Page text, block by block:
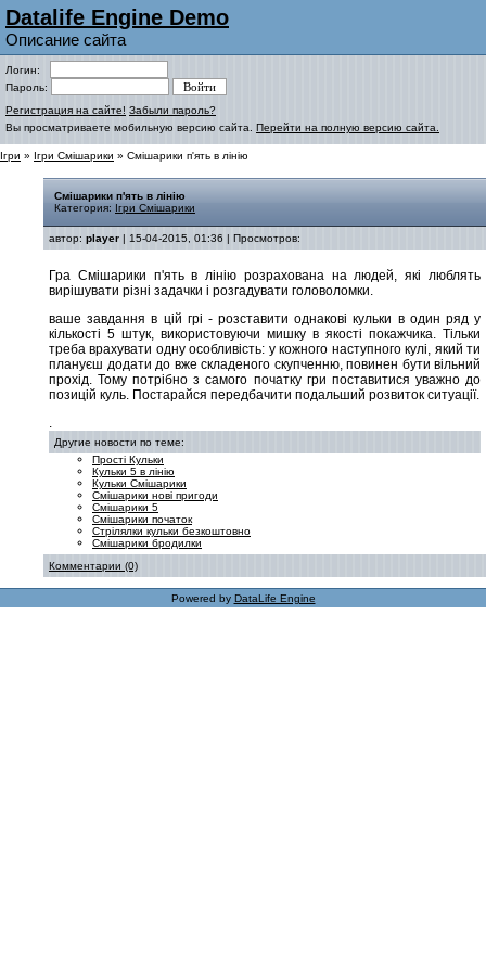
Datalife Engine Demo
Описание сайта
Логин:
Пароль:
Регистрация на сайте! Забыли пароль?
Вы просматриваете мобильную версию сайта. Перейти на полную версию сайта.
Ігри » Ігри Смішарики » Смішарики п'ять в лінію
Смішарики п'ять в лінію
Категория: Ігри Смішарики
автор: player | 15-04-2015, 01:36 | Просмотров:
Гра Смішарики п'ять в лінію розрахована на людей, які люблять
вирішувати різні задачки і розгадувати головоломки.
ваше завдання в цій грі - розставити однакові кульки в один ряд у
кількості 5 штук, використовуючи мишку в якості покажчика. Тільки
треба врахувати одну особливість: у кожного наступного кулі, який ти
плануєш додати до вже складеного скупченню, повинен бути вільний
прохід. Тому потрібно з самого початку гри поставитися уважно до
позицій куль. Постарайся передбачити подальший розвиток ситуації.
.
Другие новости по теме:
Прості Кульки
Кульки 5 в лінію
Кульки Смішарики
Смішарики нові пригоди
Смішарики 5
Смішарики початок
Стрілялки кульки безкоштовно
Смішарики бродилки
Комментарии (0)
Powered by DataLife Engine